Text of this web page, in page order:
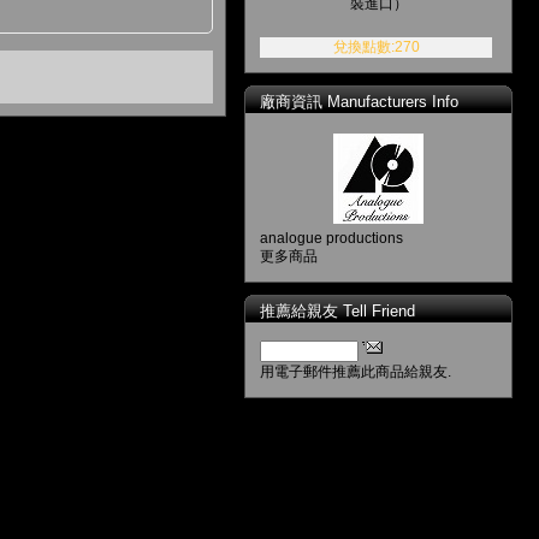
裝進口）
兌換點數:270
廠商資訊 Manufacturers Info
analogue productions
更多商品
推薦給親友 Tell Friend
用電子郵件推薦此商品給親友.